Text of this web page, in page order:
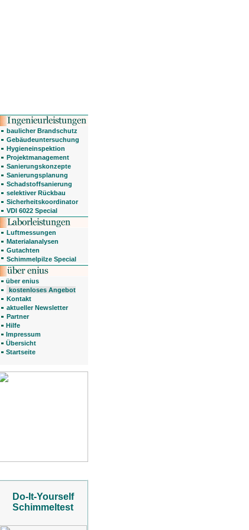
baulicher Brandschutz
Gebäudeuntersuchung
Hygieneinspektion
Projektmanagement
Sanierungskonzepte
Sanierungsplanung
Schadstoffsanierung
selektiver Rückbau
Sicherheitskoordinator
VDI 6022 Special
Luftmessungen
Materialanalysen
Gutachten
Schimmelpilze Special
über enius
kostenloses Angebot
Kontakt
aktueller Newsletter
Partner
Hilfe
Impressum
Übersicht
Startseite
Do-It-Yourself
Schimmeltest